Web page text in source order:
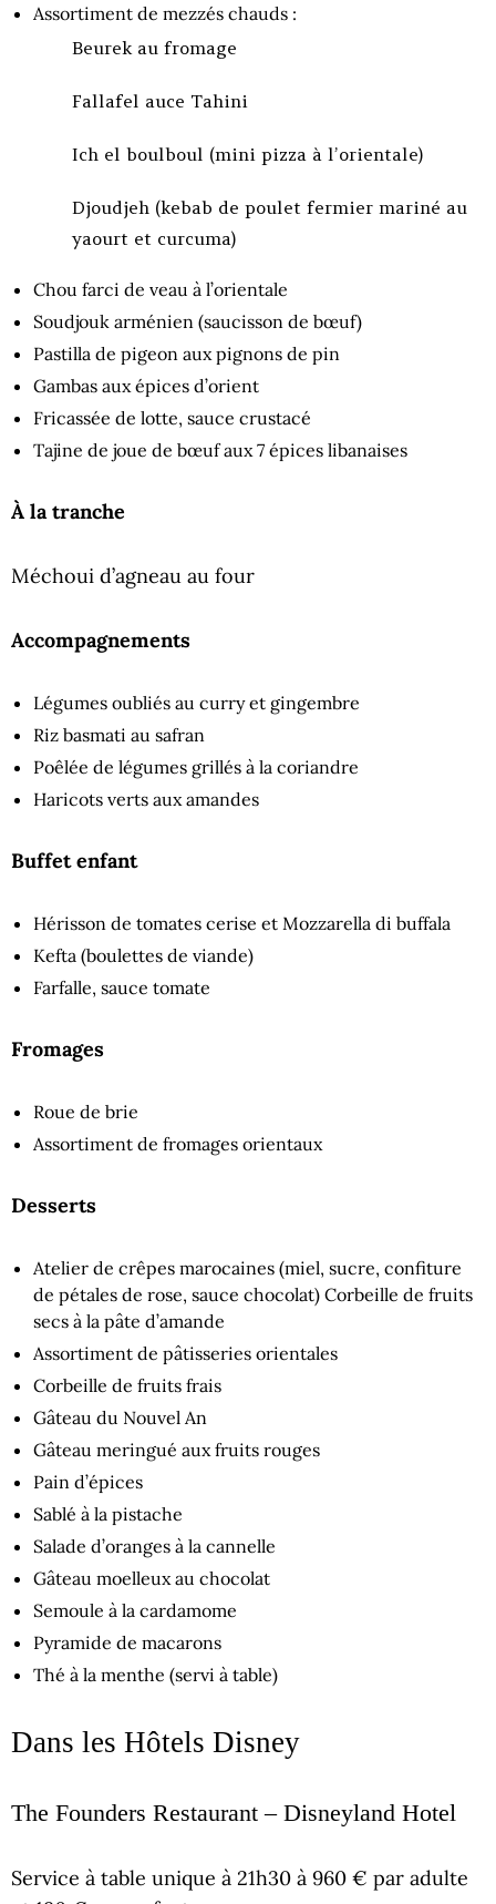
Assortiment de mezzés chauds :
Beurek au fromage
Fallafel auce Tahini
Ich el boulboul (mini pizza à l’orientale)
Djoudjeh (kebab de poulet fermier mariné au
yaourt et curcuma)
Chou farci de veau à l’orientale
Soudjouk arménien (saucisson de bœuf)
Pastilla de pigeon aux pignons de pin
Gambas aux épices d’orient
Fricassée de lotte, sauce crustacé
Tajine de joue de bœuf aux 7 épices libanaises
À la tranche
Méchoui d’agneau au four
Accompagnements
Légumes oubliés au curry et gingembre
Riz basmati au safran
Poêlée de légumes grillés à la coriandre
Haricots verts aux amandes
Buffet enfant
Hérisson de tomates cerise et Mozzarella di buffala
Kefta (boulettes de viande)
Farfalle, sauce tomate
Fromages
Roue de brie
Assortiment de fromages orientaux
Desserts
Atelier de crêpes marocaines (miel, sucre, confiture
de pétales de rose, sauce chocolat) Corbeille de fruits
secs à la pâte d’amande
Assortiment de pâtisseries orientales
Corbeille de fruits frais
Gâteau du Nouvel An
Gâteau meringué aux fruits rouges
Pain d’épices
Sablé à la pistache
Salade d’oranges à la cannelle
Gâteau moelleux au chocolat
Semoule à la cardamome
Pyramide de macarons
Thé à la menthe (servi à table)
Dans les Hôtels Disney
The Founders Restaurant – Disneyland Hotel
Service à table unique à 21h30 à 960 € par adulte